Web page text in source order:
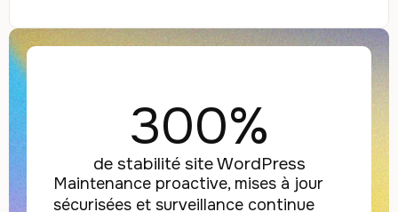
300%
de stabilité site WordPress
Maintenance proactive, mises à jour
sécurisées et surveillance continue